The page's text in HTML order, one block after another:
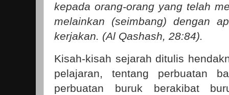
kepada orang-orang yang telah
melainkan (seimbang) dengan
kerjakan. (Al Qashash, 28:84).
Kisah-kisah sejarah ditulis
pelajaran, tentang perbuatan
perbuatan buruk berakibat